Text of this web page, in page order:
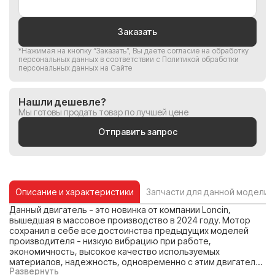
Заказать
*Нажимая на кнопку “Заказать”, Вы даете согласие на обработку
персональных данных в соответствии с Политикой обработки
персональных данных на Сайте
Нашли дешевле?
Мы готовы продать товар по лучшей цене
Отправить запрос
Описание и характеристики
Запчасти для данной модели
Данный двигатель - это новинка от компании Loncin,
вышедшая в массовое производство в 2024 году. Мотор
сохранил в себе все достоинства предыдущих моделей
производителя - низкую вибрацию при работе,
экономичность, высокое качество используемых
материалов, надежность, одновременно с этим двигатель
приобрёл новое, самое главное качество - высокую
Развернуть